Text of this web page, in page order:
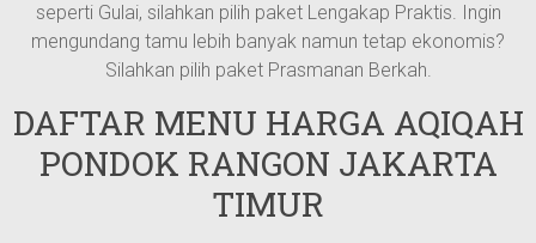
seperti Gulai, silahkan pilih paket Lengakap Praktis. Ingin
mengundang tamu lebih banyak namun tetap ekonomis?
Silahkan pilih paket Prasmanan Berkah.
DAFTAR MENU HARGA AQIQAH
PONDOK RANGON JAKARTA
TIMUR